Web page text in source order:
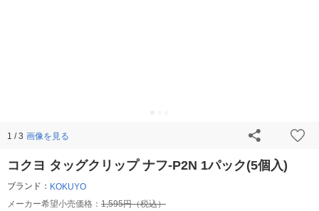
1 / 3 画像を見る
コクヨ タッグクリップ ナフ-P2N 1パック(5個入)
ブランド： KOKUYO
メーカー希望小売価格： 1,595円（税込）